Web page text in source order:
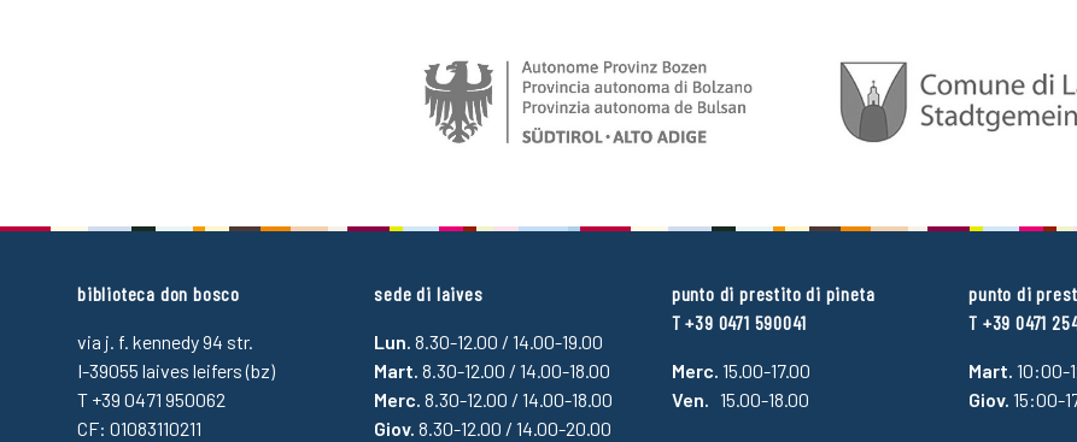
biblioteca don bosco
via j. f. kennedy 94 str.
I-39055 laives leifers (bz)
T +39 0471 950062
CF: 01083110211
sede di laives
Lun.8.30-12.00 / 14.00-19.00
Mart.8.30-12.00 / 14.00-18.00
Merc. 8.30-12.00 / 14.00-18.00
Giov.8.30-12.00 / 14.00-20.00
punto di prestito di pineta
T +39 0471 590041
Merc. 15.00-17.00
Ven. 15.00-18.00
punto di
T +39 0471
Mart. 10:00-
Giov. 15:00-